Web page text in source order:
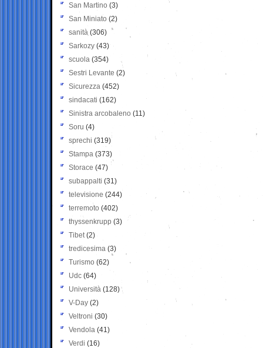
San Martino (3)
San Miniato (2)
sanità (306)
Sarkozy (43)
scuola (354)
Sestri Levante (2)
Sicurezza (452)
sindacati (162)
Sinistra arcobaleno (11)
Soru (4)
sprechi (319)
Stampa (373)
Storace (47)
subappalti (31)
televisione(244)
terremoto (402)
thyssenkrupp (3)
Tibet(2)
tredicesima (3)
Turismo (62)
Udc (64)
Università (128)
V-Day (2)
Veltroni (30)
Vendola (41)
Verdi (16)